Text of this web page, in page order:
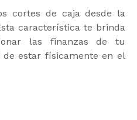
cortes de caja desde la
característica te brinda
las finanzas de tu
de estar físicamente en el